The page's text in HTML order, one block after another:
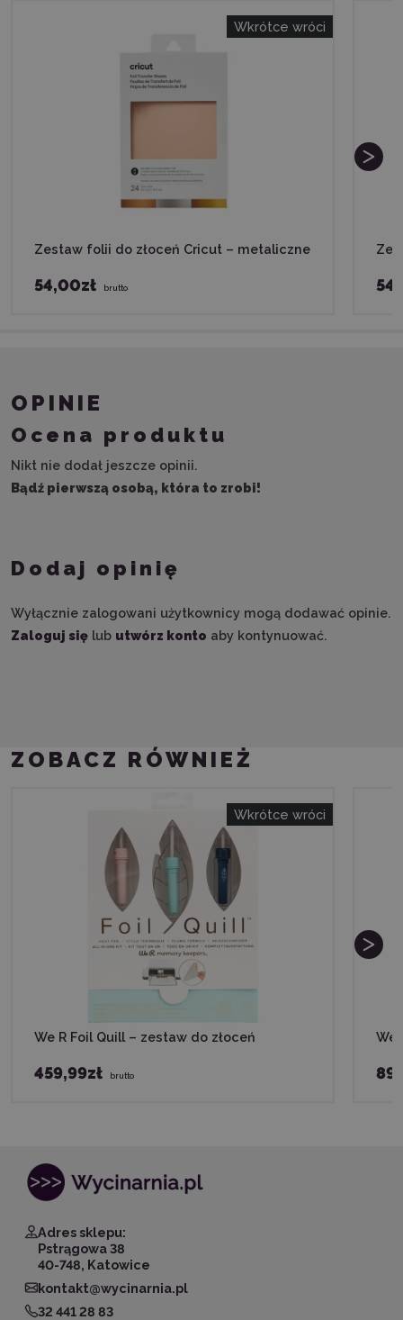
Wkrótce wróci
Zestaw folii do złoceń Cricut – metaliczne
54,00zł brutto
OPINIE
Ocena produktu
Nikt nie dodał jeszcze opinii.
Bądź pierwszą osobą, która to zrobi!
Dodaj opinię
Wyłącznie zalogowani użytkownicy mogą dodawać opinie.
Zaloguj się lub utwórz konto aby kontynuować.
ZOBACZ RÓWNIEŻ
Wkrótce wróci
We R Foil Quill – zestaw do złoceń
459,99zł brutto
We
Adres sklepu:
Pstrągowa 38
40-748, Katowice
kontakt@wycinarnia.pl
32 441 28 83